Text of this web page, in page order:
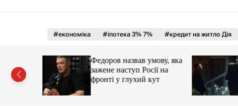
#економіка #іпотека 3% 7% #кредит на житло Дія
Федоров назвав умову, яка
зажене наступ Росії на
фронті у глухий кут